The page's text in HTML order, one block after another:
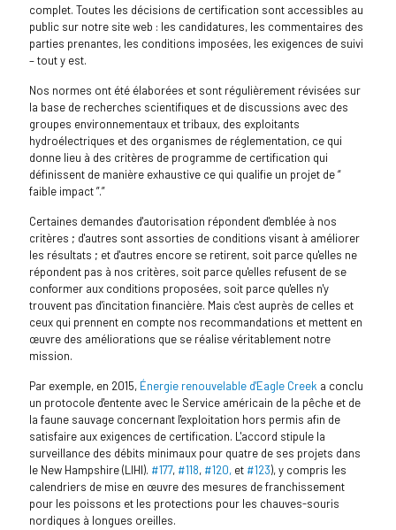
complet. Toutes les décisions de certification sont accessibles au
public sur notre site web : les candidatures, les commentaires des
parties prenantes, les conditions imposées, les exigences de suivi
– tout y est.
Nos normes ont été élaborées et sont régulièrement révisées sur
la base de recherches scientifiques et de discussions avec des
groupes environnementaux et tribaux, des exploitants
hydroélectriques et des organismes de réglementation, ce qui
donne lieu à des critères de programme de certification qui
définissent de manière exhaustive ce qui qualifie un projet de “
faible impact ”.”
Certaines demandes d'autorisation répondent d'emblée à nos
critères ; d'autres sont assorties de conditions visant à améliorer
les résultats ; et d'autres encore se retirent, soit parce qu'elles ne
répondent pas à nos critères, soit parce qu'elles refusent de se
conformer aux conditions proposées, soit parce qu'elles n'y
trouvent pas d'incitation financière. Mais c'est auprès de celles et
ceux qui prennent en compte nos recommandations et mettent en
œuvre des améliorations que se réalise véritablement notre
mission.
Par exemple, en 2015, Énergie renouvelable d'Eagle Creek a conclu
un protocole d'entente avec le Service américain de la pêche et de
la faune sauvage concernant l'exploitation hors permis afin de
satisfaire aux exigences de certification. L'accord stipule la
surveillance des débits minimaux pour quatre de ses projets dans
le New Hampshire (LIHI). #177, #118, #120, et #123), y compris les
calendriers de mise en œuvre des mesures de franchissement
pour les poissons et les protections pour les chauves-souris
nordiques à longues oreilles.